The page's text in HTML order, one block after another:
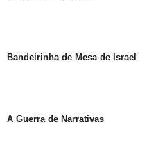
Bandeirinha de Mesa de Israel
A Guerra de Narrativas